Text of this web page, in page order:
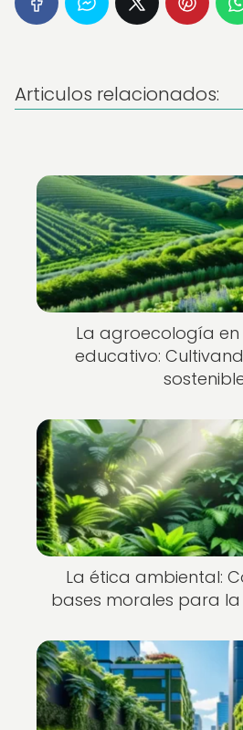
Articulos relacionados:
La agroecología
educativo:
La ética ambiental:
bases morales para